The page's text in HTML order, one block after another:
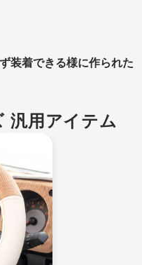
装着できる様に作られた
汎用アイテム